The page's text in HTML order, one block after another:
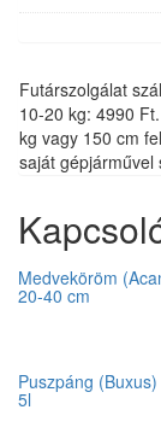
Futárszolgálat
10-20 kg: 4990
kg vagy 150 cm
saját gépjárművel
Medveköröm
20-40 cm
Puszpáng
5l